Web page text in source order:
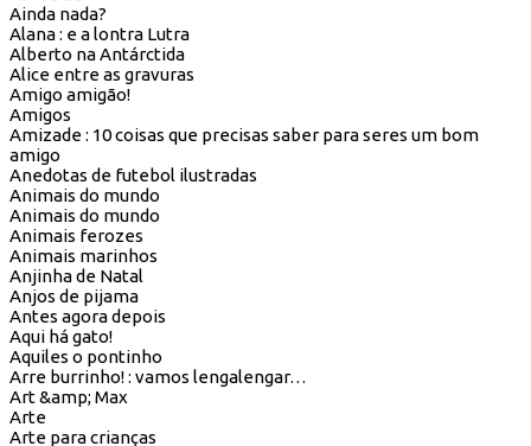
Ainda nada?
Alana : e a lontra Lutra
Alberto na Antárctida
Alice entre as gravuras
Amigo amigão!
Amigos
Amizade : 10 coisas que precisas saber para seres um bom
amigo
Anedotas de futebol ilustradas
Animais do mundo
Animais do mundo
Animais ferozes
Animais marinhos
Anjinha de Natal
Anjos de pijama
Antes agora depois
Aqui há gato!
Aquiles o pontinho
Arre burrinho! : vamos lengalengar…
Art &amp; Max
Arte
Arte para crianças